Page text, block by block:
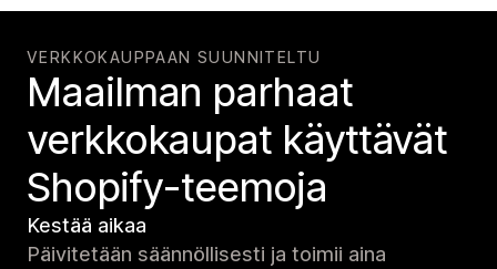
VERKKOKAUPPAAN SUUNNITELTU
Maailman parhaat
verkko­kaupat käyttävät
Shopify-teemoja
Kestää aikaa
Päivitetään säännöllisesti ja toimii aina